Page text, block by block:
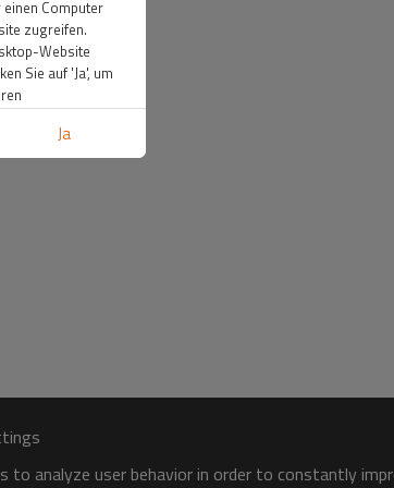
to analyze user behavior in order to constantly
einen Computer
zugreifen.
Website
Sie auf 'Ja', um
Ja